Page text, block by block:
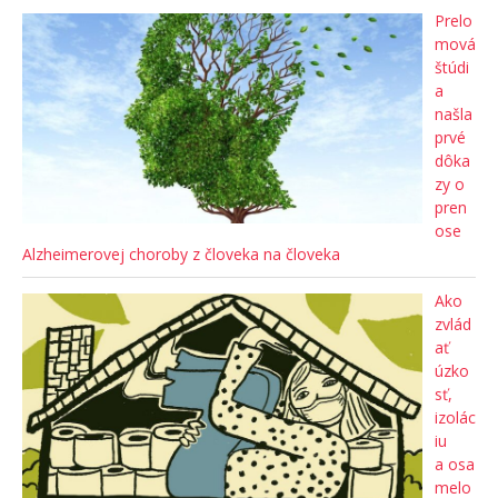
Prelo
mová
štúdi
a
našla
prvé
dôka
zy o
pren
ose
Alzheimerovej choroby z človeka na človeka
Ako
zvlád
ať
úzko
sť,
izolác
iu
a osa
melo